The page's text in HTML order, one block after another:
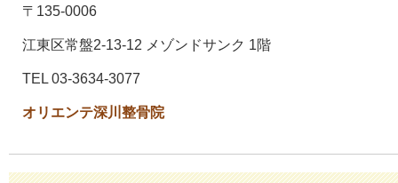
〒135-0006
江東区常盤2-13-12 メゾンドサンク 1階
TEL 03-3634-3077
オリエンテ深川整骨院